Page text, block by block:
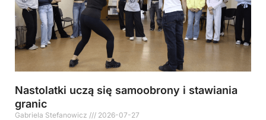
Nastolatki uczą się samoobrony i stawiania
granic
Gabriela Stefanowicz 2026-07-27